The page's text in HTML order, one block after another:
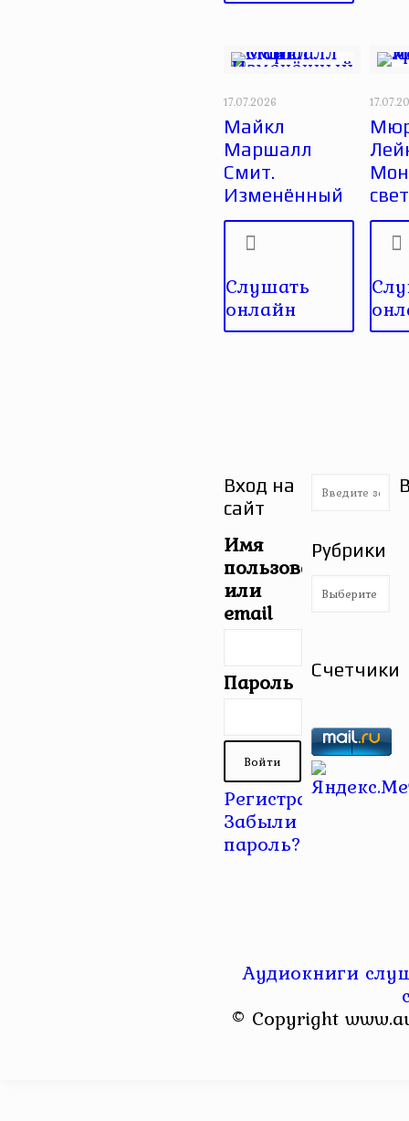
17.07.2026
Майкл
Маршалл
Смит.
Изменённый
Слушать
онлайн
Вход на
сайт
Имя
пользователя
или
email
Пароль
Регистрация |
Забыли
пароль?
Рубрики
Рубрики
Счетчики
Аудиокниги
© Copyright